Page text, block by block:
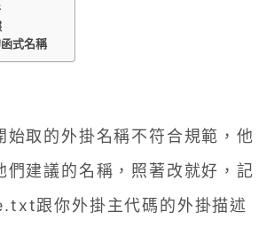
式名稱
始取的外掛名稱不符合規範，他
們建議的名稱，照著改就好，記
跟你外掛主代碼的外掛描述